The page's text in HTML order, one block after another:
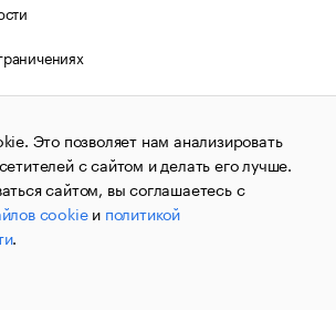
О соблюдении авторских прав
1995–2026.Сообщения
агентства «РБК»
Федеральной службой по надзору в сфере
технологий и массовых
09.12.2015 за номером ИА
пометкой «РБК». Отдельные
информацию,
для пользователей
Это позволяет нам анализировать
с сайтом и делать его лучше.
сайтом, вы соглашаетесь с
cookieи политикой
.